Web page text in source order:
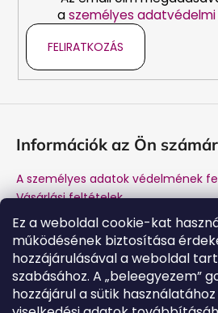
Ez a weboldal cookie-kat
működésének biztosítása
hozzájárulásával a weboldal
szabásához. A „beleegyezem”
hozzájárul a sütik
aszemélyes adatvédelmi
FELIRATKOZÁS
Információk az Ön
A személyes adatok védelmének
Vásárlási feltételek
Márkánk története
A gyártótól történő vásárlás előnyei
Kapcsolat
Garancia és jótállás utáni szerviz